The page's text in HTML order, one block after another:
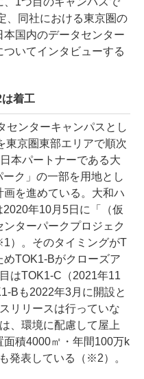
、同社における東京圏の
国内のデータセンター
いてインタビューする
着工
ンターキャンパスとし
東京圏東部エリアで順次
本パートナーである大
ク」の一部を用地とし
を進めている。大和ハ
年10月5日に「（仮
ターパークプロジェク
）。そのタイミングがT
TOK1-Bがクローズア
はTOK1-C（2021年11
Bも2022年3月に開設と
リリースは行っていな
、環境に配慮して屋上
積4000㎡・年間100万k
発表している（※2）。